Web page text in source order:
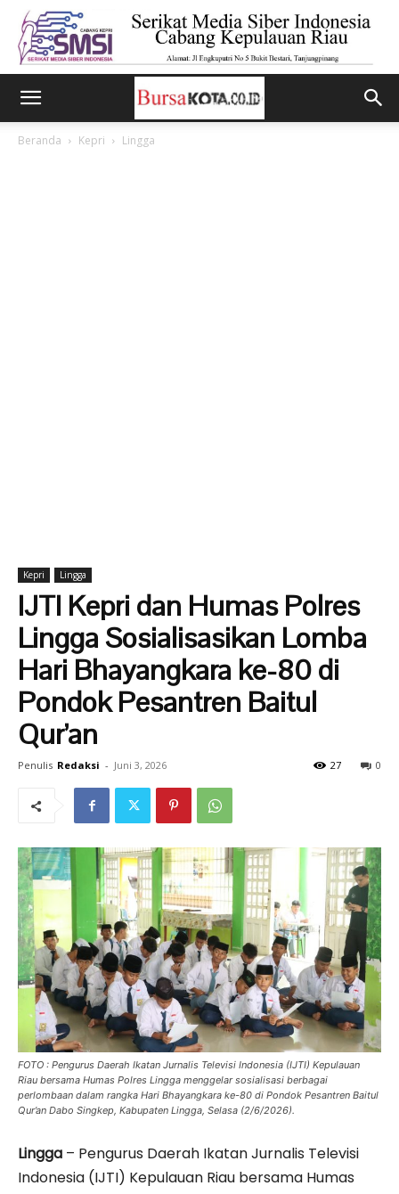
Beranda Kepri Lingga
Kepri Lingga
IJTI Kepri dan Humas Polres
Lingga Sosialisasikan Lomba
Hari Bhayangkara ke-80 di
Pondok Pesantren Baitul
Qur’an
Penulis Redaksi - Juni 3, 2026 0
27
FOTO : Pengurus Daerah Ikatan Jurnalis Televisi Indonesia (IJTI) Kepulauan
Riau bersama Humas Polres Lingga menggelar sosialisasi berbagai
perlombaan dalam rangka Hari Bhayangkara ke-80 di Pondok Pesantren Baitul
Qur’an Dabo Singkep, Kabupaten Lingga, Selasa (2/6/2026).
Lingga – Pengurus Daerah Ikatan Jurnalis Televisi
Indonesia (IJTI) Kepulauan Riau bersama Humas